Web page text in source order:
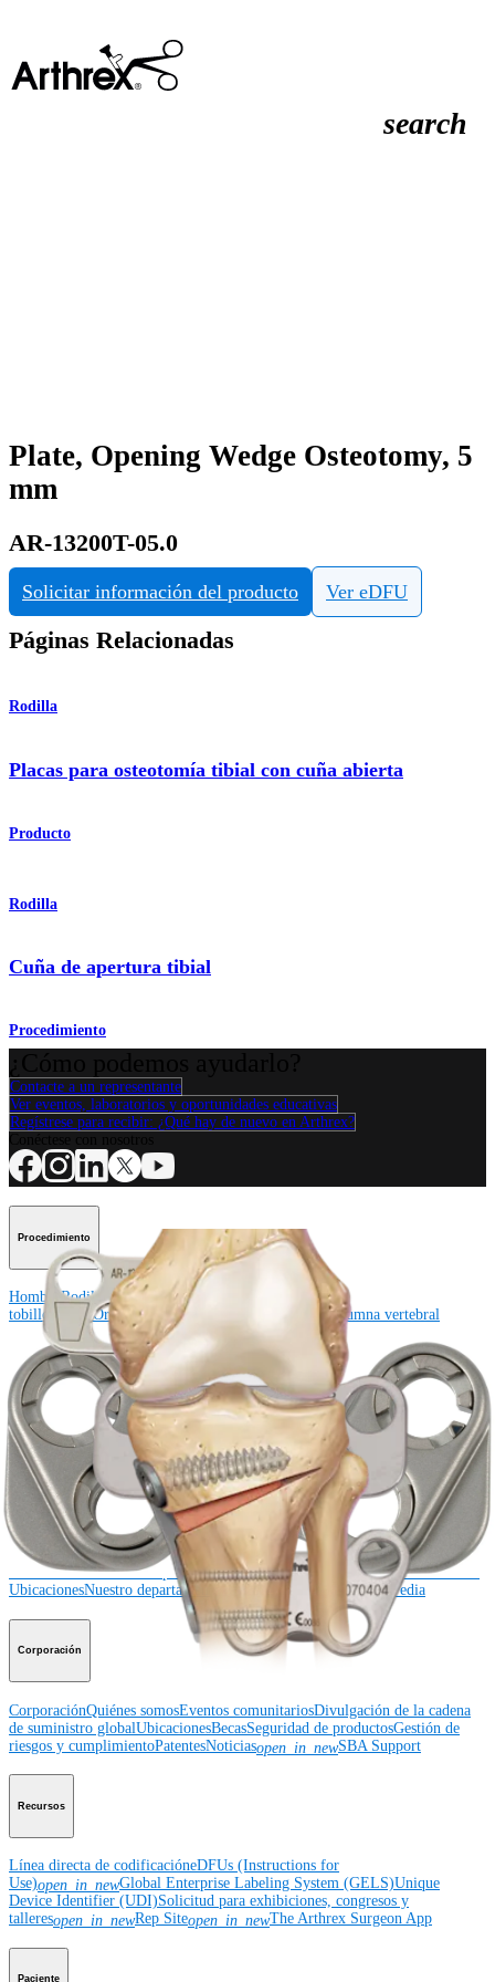
search
Plate, Opening Wedge Osteotomy, 5
mm
AR-13200T-05.0
Solicitar información del producto Ver eDFU
Páginas Relacionadas
Rodilla
Placas para osteotomía tibial con cuña abierta
Producto
Rodilla
Cuña de apertura tibial
Procedimiento
Contacte a un representante
Ver eventos, laboratorios y oportunidades educativas
Regístrese para recibir: ¿Qué hay de nuevo en Arthrex?
Procedimiento
Hombro Rodilla Codo Mano y muñeca
tobillo CaderaOrtobiológicosCirugía cardiotorácica Columna vertebral
Producto
HombroRodilla Codo Mano y muñeca Pie y tobillo CaderaOrtobiológicos
Cirugía cardiotorácica
Columna vertebralImagen y resección
Educación médica
Educación médicaDescripción de cursosCalendario de cursosArthroLab™ -
UbicacionesNuestro departamento de educación médicaOrthoPedia
Corporación
CorporaciónQuiénes somosEventos comunitariosDivulgación de la cadena
de suministro globalUbicacionesBecasSeguridad de productosGestión de
riesgos y cumplimientoPatentesNoticiasopen_in_newSBA Support
Recursos
Línea directa de codificacióneDFUs (Instructions for
Use)open_in_newGlobal Enterprise Labeling System (GELS)Unique
Device Identifier (UDI)Solicitud para exhibiciones, congresos y
talleresopen_in_newRep Siteopen_in_newThe Arthrex Surgeon App
Paciente